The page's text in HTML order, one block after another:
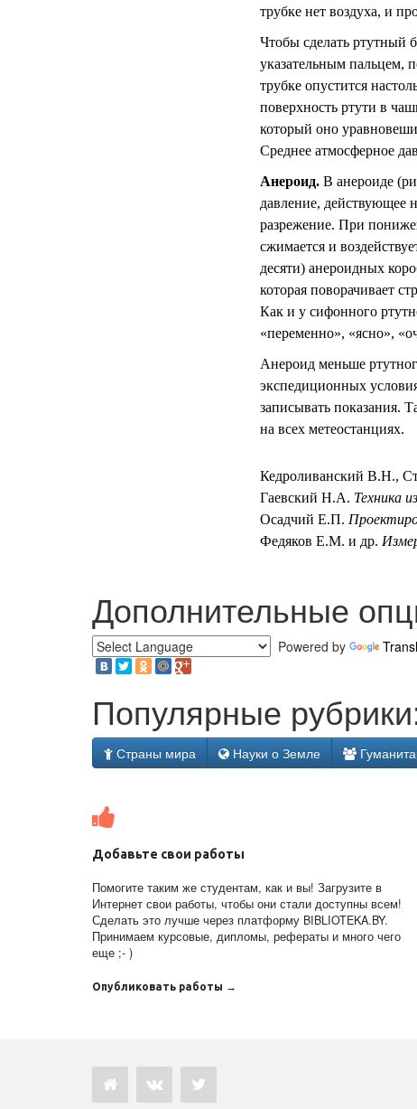
трубке нет воздуха, и
Чтобы сделать ртутный
указательным пальцем,
трубке опустится
поверхность ртути в
который оно
Среднее атмосферное
Анероид. В анероиде
давление, действующее
разрежение. При
сжимается и
десяти) анероидных
которая поворачивает
Как и у сифонного
«переменно», «ясно»,
Анероид меньше
экспедиционных
записывать показания.
на всех метеостанциях.
Кедроливанский В.Н.,
Гаевский Н.А. Техника
Осадчий Е.П.
Федяков Е.М. и др.
Дополнительные
Powered by
Популярные
Страны мира Науки о Земле
Добавьте свои работы
Помогите таким же студентам, как и вы! Загрузите в
Интернет свои работы, чтобы они стали доступны всем!
Сделать это лучше через платформу BIBLIOTEKA.BY.
Принимаем курсовые, дипломы, рефераты и много чего
еще ;- )
Опубликовать работы →